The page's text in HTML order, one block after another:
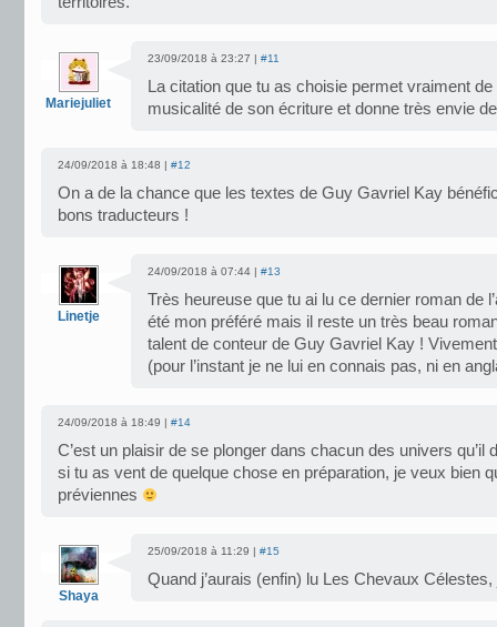
Mariejuliet
23/09/2018 à 23:27 | #11
La citation que tu as choisie permet vraiment
musicalité de son écriture et donne très envie
24/09/2018 à 18:48 | #12
On a de la chance que les textes de Guy Gavriel Kay
bons traducteurs !
Linetje
24/09/2018 à 07:44 | #13
Très heureuse que tu ai lu ce dernier roman de
été mon préféré mais il reste un très beau
talent de conteur de Guy Gavriel Kay !
(pour l’instant je ne lui en connais pas, ni en
24/09/2018 à 18:49 | #14
C’est un plaisir de se plonger dans chacun des univers qu’il
si tu as vent de quelque chose en préparation, je veux bien
préviennes
Shaya
25/09/2018 à 11:29 | #15
Quand j’aurais (enfin) lu Les Chevaux